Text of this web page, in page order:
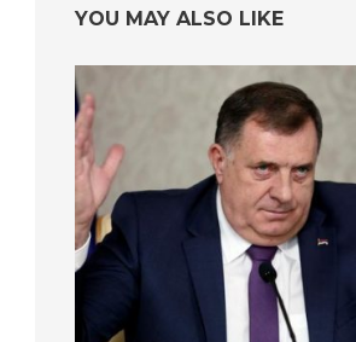
YOU MAY ALSO LIKE